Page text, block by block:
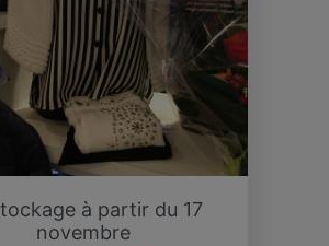
à partir du 17
novembre